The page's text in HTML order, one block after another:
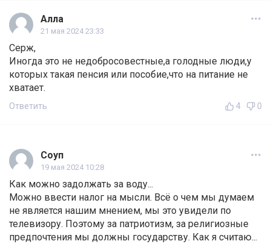
Алла
21 мая 2024 23:33
Серж,
Иногда это не недобросовестные,а голодные люди,у
которых такая пенсия или пособие,что на питание не
хватает.
Ответить 4 0
Соуп
19 мая 2024 10:28
Как можно задолжать за воду...
Можно ввести налог на мысли. Всё о чем мы думаем
не является нашим мнением, мы это увидели по
телевизору. Поэтому за патриотизм, за религиозные
предпочтения мы должны государству. Как я считаю...